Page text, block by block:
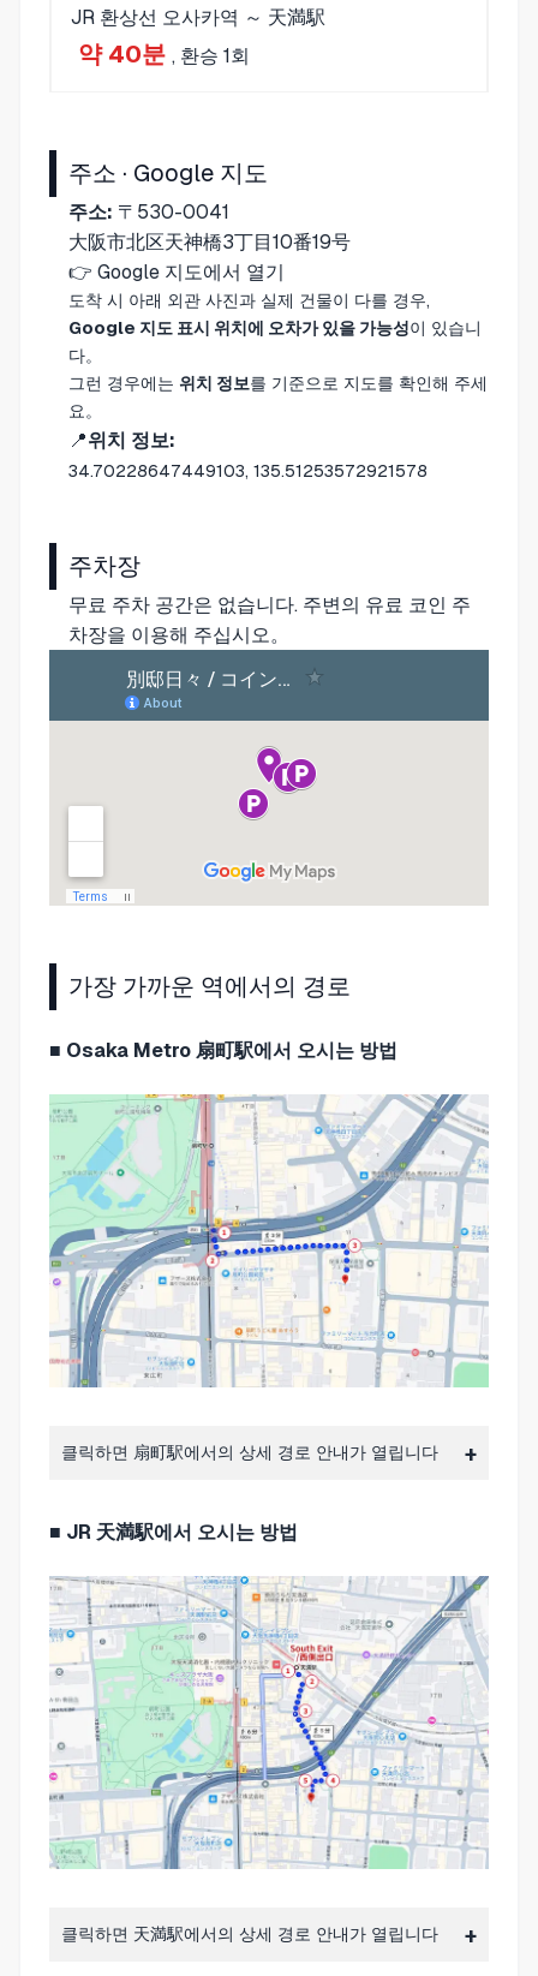
JR 환상선 오사카역 ～ 天満駅
약 40분 , 환승 1회
주소 · Google 지도
주소: 〒530-0041
大阪市北区天神橋3丁目10番19号
👉 Google 지도에서 열기
도착 시 아래 외관 사진과 실제 건물이 다를 경우,
Google 지도 표시 위치에 오차가 있을 가능성이 있습니
다。
그런 경우에는 위치 정보를 기준으로 지도를 확인해 주세
요。
📍위치 정보:
34.70228647449103, 135.51253572921578
주차장
무료 주차 공간은 없습니다. 주변의 유료 코인 주
차장을 이용해 주십시오。
가장 가까운 역에서의 경로
■ Osaka Metro 扇町駅에서 오시는 방법
클릭하면 扇町駅에서의 상세 경로 안내가 열립니다
■ JR 天満駅에서 오시는 방법
클릭하면 天満駅에서의 상세 경로 안내가 열립니다